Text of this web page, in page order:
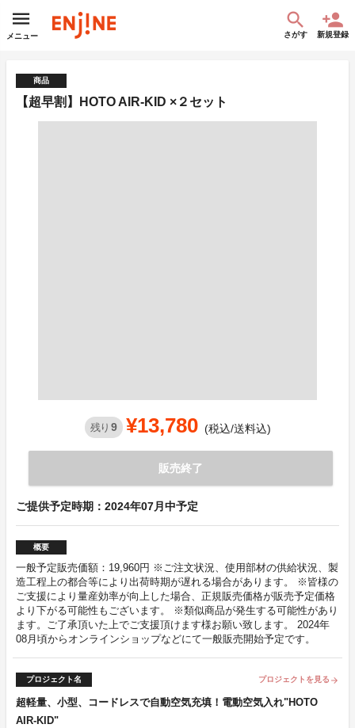
メニュー さがす 新規登録
商品
【超早割】HOTO AIR-KID ×２セット
残り 9 ¥13,780 (税込/送料込)
販売終了
ご提供予定時期：2024年07月中予定
概要
一般予定販売価額：19,960円 ※ご注文状況、使用部材の供給状況、製
造工程上の都合等により出荷時期が遅れる場合があります。 ※皆様の
ご支援により量産効率が向上した場合、正規販売価格が販売予定価格
より下がる可能性もございます。 ※類似商品が発生する可能性があり
ます。ご了承頂いた上でご支援頂けます様お願い致します。 2024年
08月頃からオンラインショップなどにて一般販売開始予定です。
プロジェクト名 プロジェクトを見る arrow_forward
超軽量、小型、コードレスで自動空気充填！電動空気入れ"HOTO
AIR-KID"